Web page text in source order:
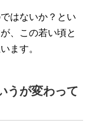
はないか？とい
、この若い頃と
ます。
うが変わって